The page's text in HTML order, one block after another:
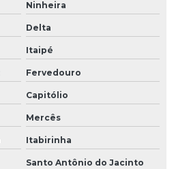
Ninheira
Delta
Itaipé
Fervedouro
Capitólio
Mercês
Itabirinha
Santo Antônio do Jacinto